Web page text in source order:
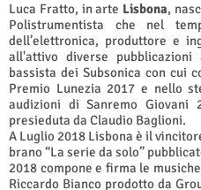
Luca Fratto, in arte Lisbona,
Polistrumentista che nel
dell’elettronica, produttore e
all'attivo diverse
bassista dei Subsonica con cui
Premio Lunezia 2017 e nello
audizioni di Sanremo Giovani
presieduta da Claudio Baglioni.
A Luglio 2018 Lisbona è il
brano “La serie da solo”
2018 compone e firma le
Riccardo Bianco prodotto da